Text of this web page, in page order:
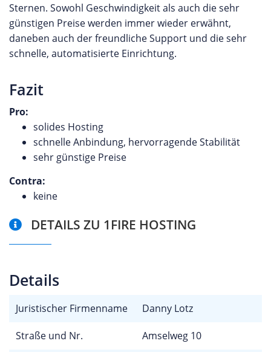
Sternen. Sowohl Geschwindigkeit als auch die sehr
günstigen Preise werden immer wieder erwähnt,
daneben auch der freundliche Support und die sehr
schnelle, automatisierte Einrichtung.
Fazit
Pro:
solides Hosting
schnelle Anbindung, hervorragende Stabilität
sehr günstige Preise
Contra:
keine
DETAILS ZU 1FIRE HOSTING
Details
Juristischer Firmenname Danny Lotz
Straße und Nr. Amselweg 10